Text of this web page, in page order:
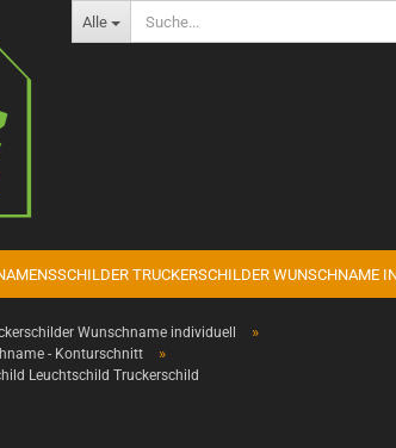
Alle
TRUCKERSCHILDER WUNSCHNAME
Wunschname individuell »
- Konturschnitt »
Leuchtschild Truckerschild